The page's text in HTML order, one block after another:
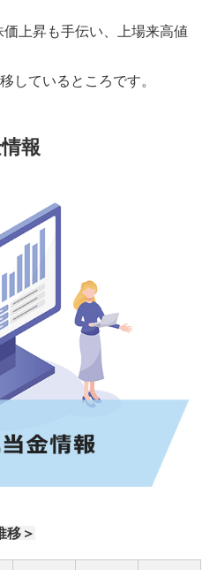
上昇も手伝い、上場来高値
しているところです。
報
移＞